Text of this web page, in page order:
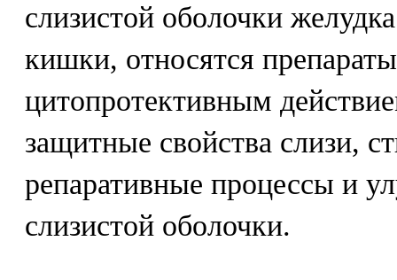
слизистой оболочки
кишки, относятся
цитопротективным
защитные свойства слизи,
репаративные процессы и
слизистой оболочки.